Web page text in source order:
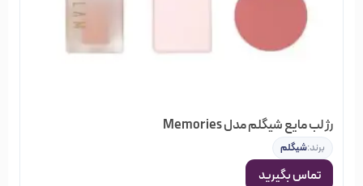
بصورت آنلاین سفارش دهید و در نهایت از خرید خود مطمئن
رژ لب مایع شیگلم مدل Memories
برند:شیگلم
تماس بگیرید